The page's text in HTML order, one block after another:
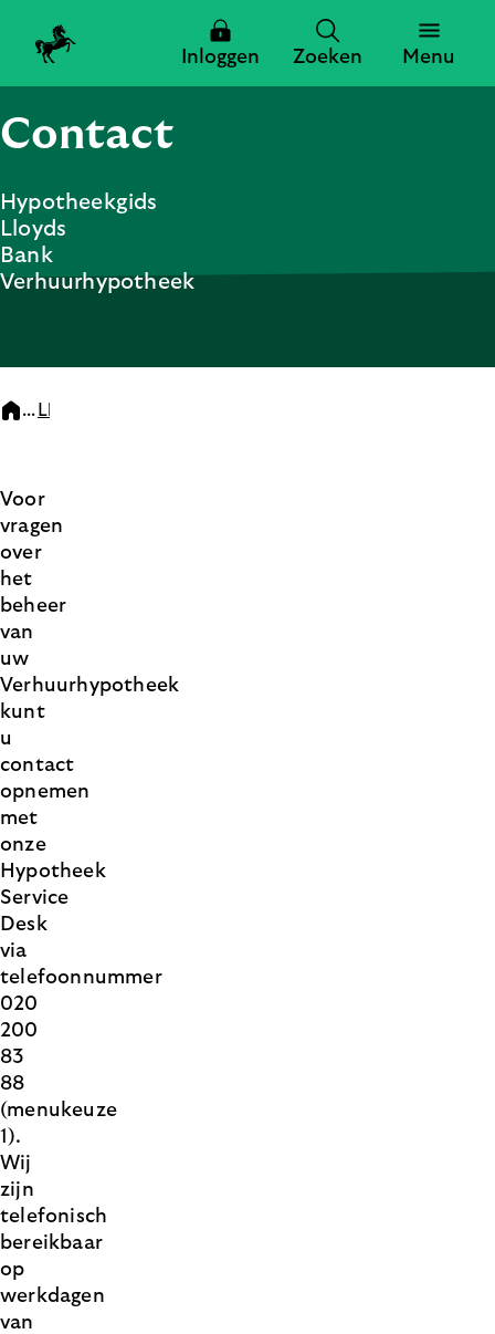
Inloggen Zoeken Menu
Zoeken
Contact
Hypotheekgids
Lloyds
Bank
Verhuurhypotheek
... Lloyds Bank Hypotheekgids
5. Contact
Voor
vragen
over
het
beheer
van
uw
Verhuurhypotheek
kunt
u
contact
opnemen
met
onze
Hypotheek
Service
Desk
via
telefoonnummer
020
200
83
88
(menukeuze
1).
Wij
zijn
telefonisch
bereikbaar
op
werkdagen
van